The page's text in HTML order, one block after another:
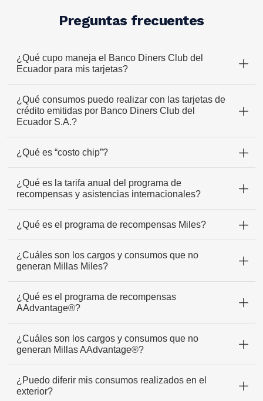
Preguntas frecuentes
¿Qué cupo maneja el Banco Diners Club del
Ecuador para mis tarjetas?
¿Qué consumos puedo realizar con las tarjetas de
crédito emitidas por Banco Diners Club del
Ecuador S.A.?
¿Qué es “costo chip”?
¿Qué es la tarifa anual del programa de
recompensas y asistencias internacionales?
¿Qué es el programa de recompensas Miles?
¿Cuáles son los cargos y consumos que no
generan Millas Miles?
¿Qué es el programa de recompensas
AAdvantage®?
¿Cuáles son los cargos y consumos que no
generan Millas AAdvantage®?
¿Puedo diferir mis consumos realizados en el
exterior?